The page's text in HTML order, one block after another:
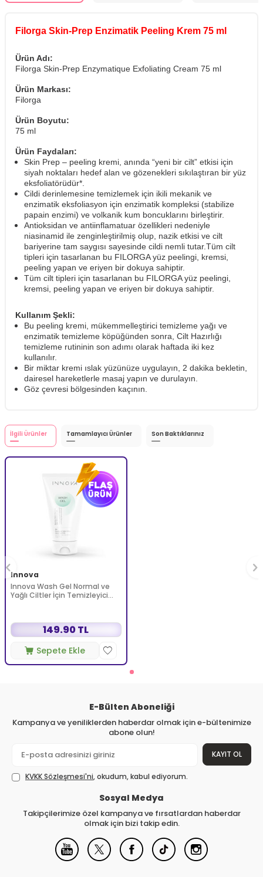
Filorga Skin-Prep Enzimatik Peeling Krem 75 ml
Ürün Adı:
Filorga Skin-Prep Enzymatique Exfoliating Cream 75 ml
Ürün Markası:
Filorga
Ürün Boyutu:
75 ml
Ürün Faydaları:
Skin Prep – peeling kremi, anında “yeni bir cilt” etkisi için
siyah noktaları hedef alan ve gözenekleri sıkılaştıran bir yüz
eksfoliatörüdür*.
Cildi derinlemesine temizlemek için ikili mekanik ve
enzimatik eksfoliasyon için enzimatik kompleksi (stabilize
papain enzimi) ve volkanik kum boncuklarını birleştirir.
Antioksidan ve antiinflamatuar özellikleri nedeniyle
niasinamid ile zenginleştirilmiş olup, nazik etkisi ve cilt
bariyerine tam saygısı sayesinde cildi nemli tutar.Tüm cilt
tipleri için tasarlanan bu FILORGA yüz peelingi, kremsi,
peeling yapan ve eriyen bir dokuya sahiptir.
Tüm cilt tipleri için tasarlanan bu FILORGA yüz peelingi,
kremsi, peeling yapan ve eriyen bir dokuya sahiptir.
Kullanım Şekli:
Bu peeling kremi, mükemmelleştirici temizleme yağı ve
enzimatik temizleme köpüğünden sonra, Cilt Hazırlığı
temizleme rutininin son adımı olarak haftada iki kez
kullanılır.
Bir miktar kremi ıslak yüzünüze uygulayın, 2 dakika bekletin,
dairesel hareketlerle masaj yapın ve durulayın.
Göz çevresi bölgesinden kaçının.
İlgili Ürünler Tamamlayıcı Ürünler Son Baktıklarınız
Innova
Innova Wash Gel Normal ve
Yağlı Ciltler İçin Temizleyici
149.90 TL
Sepete Ekle
E-Bülten Aboneliği
Kampanya ve yeniliklerden haberdar olmak için e-bültenimize
abone olun!
KAYIT OL
KVKK Sözleşmesi'ni, okudum, kabul ediyorum.
Sosyal Medya
Takipçilerimize özel kampanya ve fırsatlardan haberdar
olmak için bizi takip edin.